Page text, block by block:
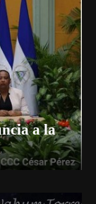
a la